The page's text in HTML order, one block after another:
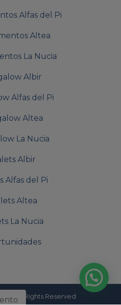
Alfas del Pi
Altea
La Nucia
Albir
Alfas del Pi
Altea
La Nucia
Albir
Alfas del Pi
Altea
La Nucia
- All Rights Reserved